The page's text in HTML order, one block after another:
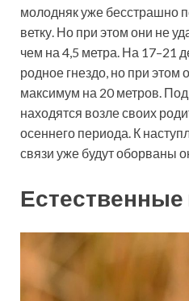
молодняк уже бесстрашно
ветку. Но при этом они не
чем на 4,5 метра. На 17–21
родное гнездо, но при этом
максимум на 20 метров.
находятся возле своих
осеннего периода. К
связи уже будут оборваны
Естественные